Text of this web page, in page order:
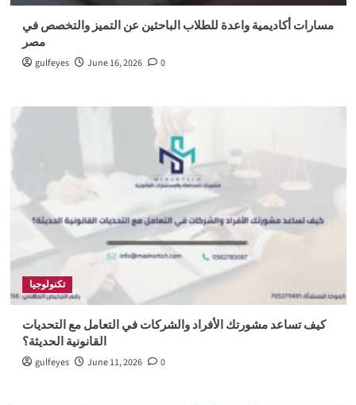
مسارات أكاديمية واعدة للطلاب الباحثين عن التميز والتخصص في
مصر
gulfeyes June 16, 2026 0
تكنولوجيا
كيف تساعد مشورتك الأفراد والشركات في التعامل مع التحديات
القانونية الحديثة؟
gulfeyes June 11, 2026 0